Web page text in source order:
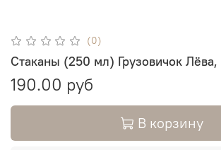
(0)
Стаканы (250 мл) Грузовичок
190.00 руб
В корзину